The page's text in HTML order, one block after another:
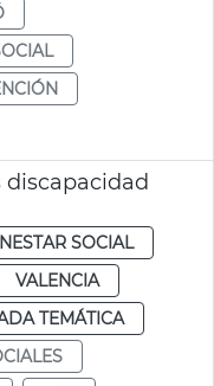
discapacidad
SOCIAL
VALENCIA
TEMÁTICA